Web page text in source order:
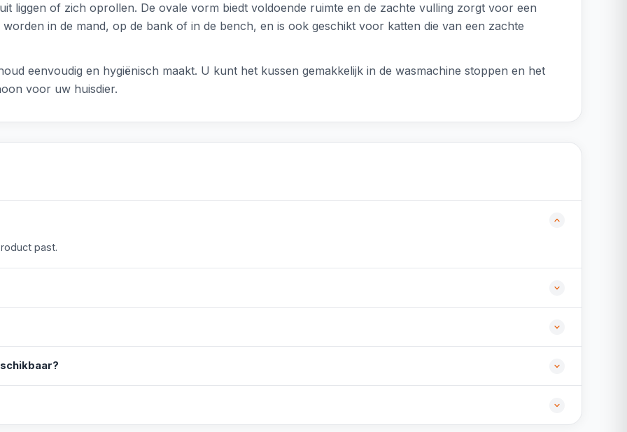
liggen of zich oprollen. De ovale vorm biedt voldoende ruimte en de zachte vulling zorgt voor een
in de mand, op de bank of in de bench, en is ook geschikt voor katten die van een zachte
eenvoudig en hygiënisch maakt. U kunt het kussen gemakkelijk in de wasmachine stoppen en het
voor uw huisdier.
past.